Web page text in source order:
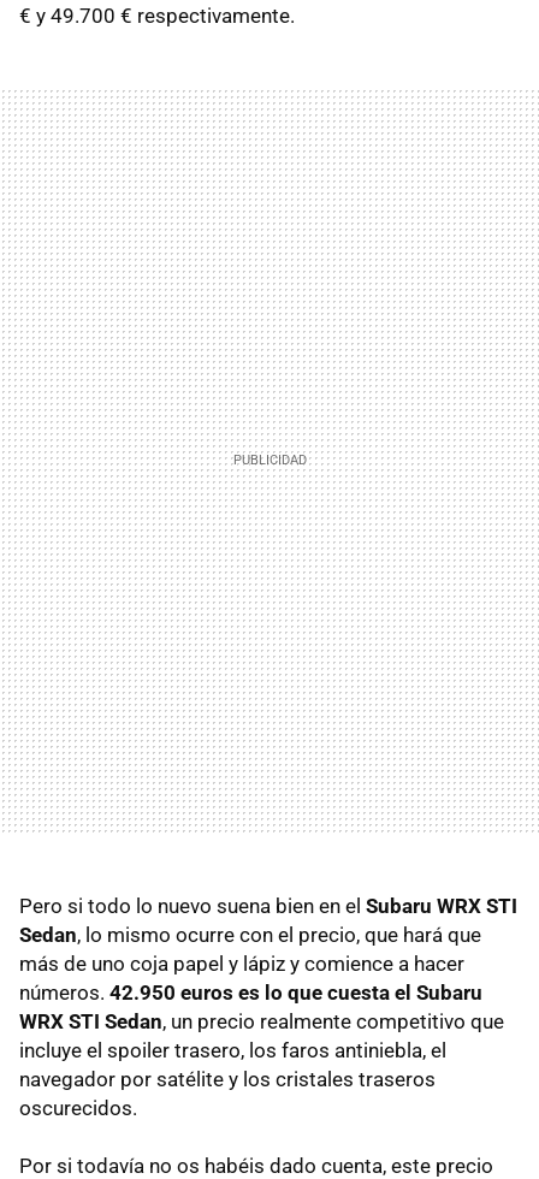
€ y 49.700 € respectivamente.
Pero si todo lo nuevo suena bien en el Subaru WRX STI
Sedan, lo mismo ocurre con el precio, que hará que
más de uno coja papel y lápiz y comience a hacer
números. 42.950 euros es lo que cuesta el Subaru
WRX STI Sedan, un precio realmente competitivo que
incluye el spoiler trasero, los faros antiniebla, el
navegador por satélite y los cristales traseros
oscurecidos.
Por si todavía no os habéis dado cuenta, este precio